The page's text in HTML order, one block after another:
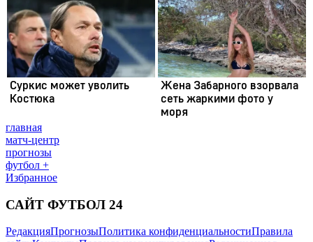
главная
матч-центр
прогнозы
футбол +
Избранное
САЙТ ФУТБОЛ 24
РедакцияПрогнозыПолитика конфиденциальностиПравила